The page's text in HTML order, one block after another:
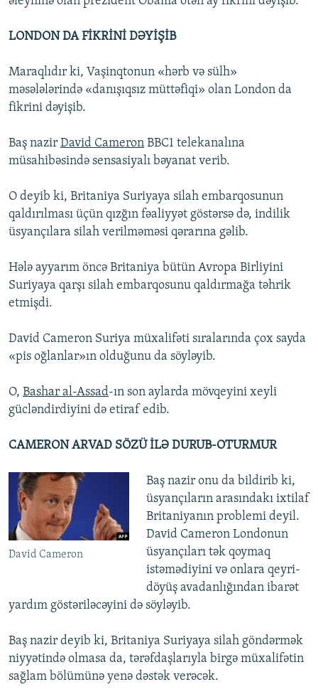
LONDON DA FİKRİNİ DƏYİŞİB
Maraqlıdır ki, Vaşinqtonun «hərb və sülh»
məsələlərində «danışıqsız müttəfiqi» olan London da
fikrini dəyişib.
Baş nazir David Cameron BBC1 telekanalına
müsahibəsində sensasiyalı bəyanat verib.
O deyib ki, Britaniya Suriyaya silah embarqosunun
qaldırılması üçün qızğın fəaliyyət göstərsə də, indilik
üsyançılara silah verilməməsi qərarına gəlib.
Hələ ayyarım öncə Britaniya bütün Avropa Birliyini
Suriyaya qarşı silah embarqosunu qaldırmağa təhrik
etmişdi.
David Cameron Suriya müxalifəti sıralarında çox sayda
«pis oğlanlar»ın olduğunu da söyləyib.
O, Bashar al-Assad-ın son aylarda mövqeyini xeyli
gücləndirdiyini də etiraf edib.
CAMERON ARVAD SÖZÜ İLƏ DURUB-OTURMUR
David Cameron
Baş nazir onu da bildirib ki,
üsyançıların arasındakı ixtilaf
Britaniyanın problemi deyil.
David Cameron Londonun
üsyançıları tək qoymaq
istəmədiyini və onlara qeyri-
döyüş avadanlığından ibarət
yardım göstəriləcəyini də söyləyib.
Baş nazir deyib ki, Britaniya Suriyaya silah göndərmək
niyyətində olmasa da, tərəfdaşlarıyla birgə müxalifətin
sağlam bölümünə yenə dəstək verəcək.